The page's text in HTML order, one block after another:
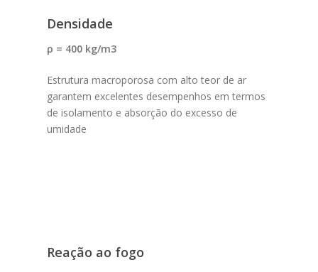
Densidade
ρ = 400 kg/m3
Estrutura macroporosa com alto teor de ar
garantem excelentes desempenhos em termos
de isolamento e absorção do excesso de
umidade
Reação ao fogo